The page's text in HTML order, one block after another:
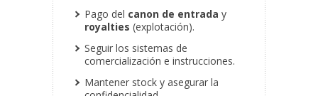
Pago del canon de entrada y
royalties (explotación).
Seguir los sistemas de
comercialización e instrucciones.
Mantener stock y asegurar la